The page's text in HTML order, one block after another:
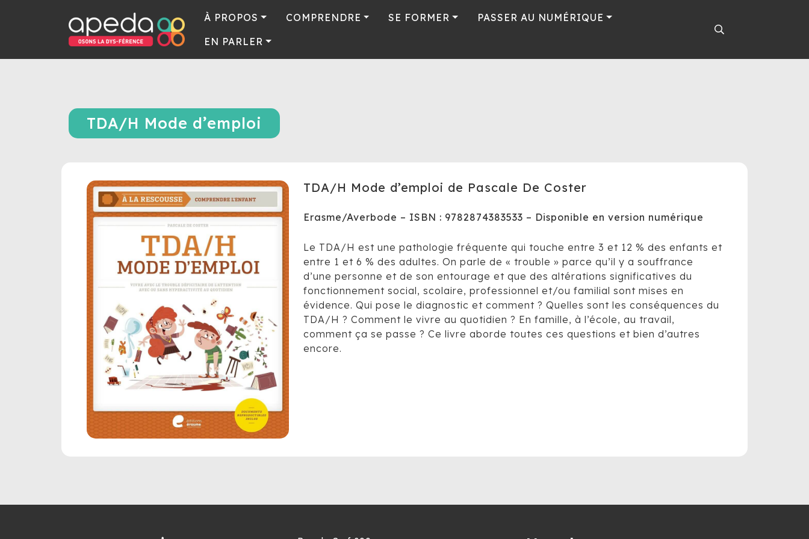
À PROPOS COMPRENDRE SE FORMER
PASSER AU NUMÉRIQUE
EN PARLER
TDA/H Mode d’emploi
TDA/H Mode d’emploi de Pascale De Coster
Erasme/Averbode – ISBN : 9782874383533 – Disponible en version numérique
Le TDA/H est une pathologie fréquente qui touche entre 3 et 12 % des enfants et
entre 1 et 6 % des adultes. On parle de « trouble » parce qu’il y a souffrance
d’une personne et de son entourage et que des altérations significatives du
fonctionnement social, scolaire, professionnel et/ou familial sont mises en
évidence. Qui pose le diagnostic et comment ? Quelles sont les conséquences du
TDA/H ? Comment le vivre au quotidien ? En famille, à l’école, au travail,
comment ça se passe ? Ce livre aborde toutes ces questions et bien d’autres
encore.